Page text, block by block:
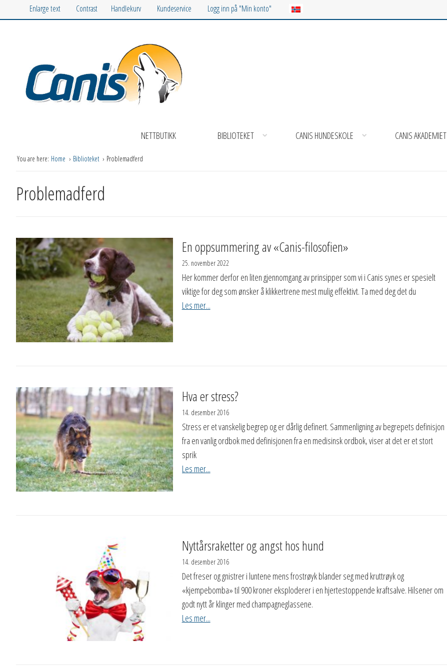
Enlarge text Contrast Handlekurv Kundeservice Logg inn på "Min konto"
NETTBUTIKK BIBLIOTEKET CANIS HUNDESKOLE CANIS AKADEMIET
You are here: Home Biblioteket Problemadferd
Problemadferd
En oppsummering av «Canis-filosofien»
25. november 2022
Her kommer derfor en liten gjennomgang av prinsipper som vi i Canis synes er spesielt
viktige for deg som ønsker å klikkertrene mest mulig effektivt. Ta med deg det du
Les mer...
Hva er stress?
14. desember 2016
Stress er et vanskelig begrep og er dårlig definert. Sammenligning av begrepets definisjon
fra en vanlig ordbok med definisjonen fra en medisinsk ordbok, viser at det er et stort
sprik
Les mer...
Nyttårsraketter og angst hos hund
14. desember 2016
Det freser og gnistrer i luntene mens frostrøyk blander seg med kruttrøyk og
«kjempebomba» til 900 kroner eksploderer i en hjertestoppende kraftsalve. Hilsener om
godt nytt år klinger med champagneglassene.
Les mer...